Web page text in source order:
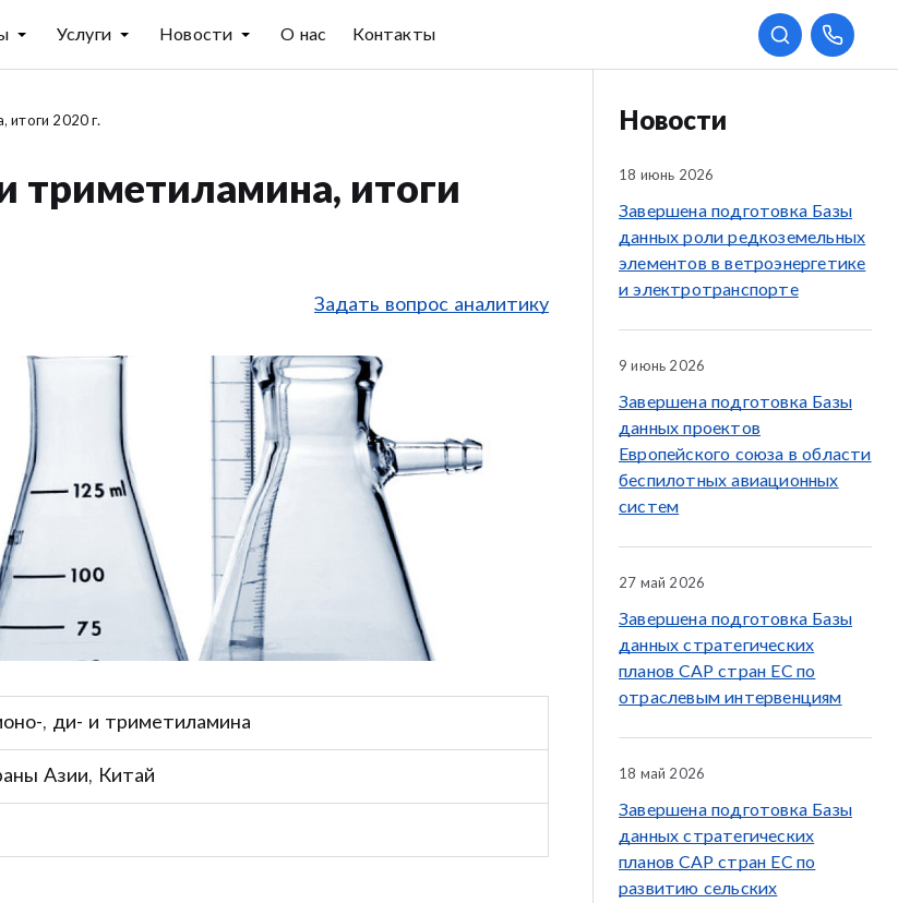
Услуги Новости О нас Контакты
итоги 2020 г.
триметиламина, итоги
Задать вопрос аналитику
, ди- и триметиламина
Азии, Китай
Новости
18 июнь 2026
Завершена подготовка Базы
данных роли редкоземельных
элементов в ветроэнергетике
и электротранспорте
9 июнь 2026
Завершена подготовка Базы
данных проектов
Европейского союза в области
беспилотных авиационных
систем
27 май 2026
Завершена подготовка Базы
данных стратегических
планов CAP стран ЕС по
отраслевым интервенциям
18 май 2026
Завершена подготовка Базы
данных стратегических
планов CAP стран ЕС по
развитию сельских